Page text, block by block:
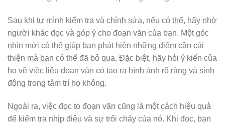
Sau khi tự mình kiểm tra và chỉnh sửa, nếu có thể, hãy nhờ
người khác đọc và góp ý cho đoạn văn của bạn. Một góc
nhìn mới có thể giúp bạn phát hiện những điểm cần cải
thiện mà bạn có thể đã bỏ qua. Đặc biệt, hãy hỏi ý kiến của
họ về việc liệu đoạn văn có tạo ra hình ảnh rõ ràng và sinh
động trong tâm trí họ không.
Ngoài ra, việc đọc to đoạn văn cũng là một cách hiệu quả
để kiểm tra nhịp điệu và sự trôi chảy của nó. Khi đọc, bạn